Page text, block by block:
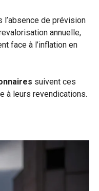
l’absence de prévision
annuelle,
face à l’inflation en
suivent ces
à leurs revendications.